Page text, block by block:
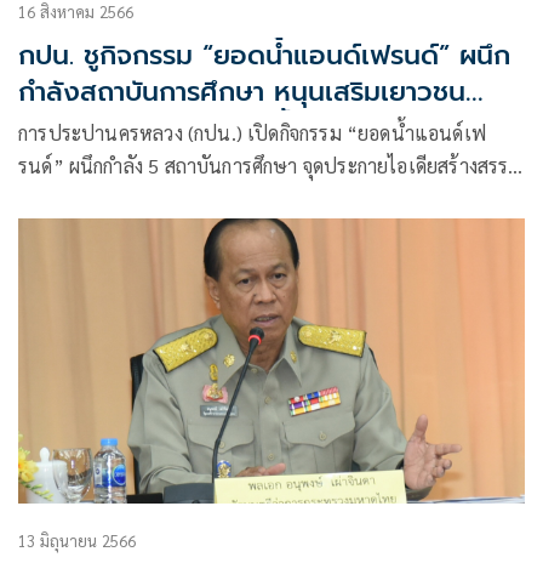
16 สิงหาคม 2566
กปน. ชูกิจกรรม “ยอดน้ำแอนด์เฟรนด์” ผนึก
กำลังสถาบันการศึกษา หนุนเสริมเยาวชน
สร้างสรรค์ไอเดียการใช้น้ำอย่างยั่งยืน
การประปานครหลวง (กปน.) เปิดกิจกรรม “ยอดน้ำแอนด์เฟ
รนด์” ผนึกกำลัง 5 สถาบันการศึกษา จุดประกายไอเดียสร้างสรรค์
13 มิถุนายน 2566